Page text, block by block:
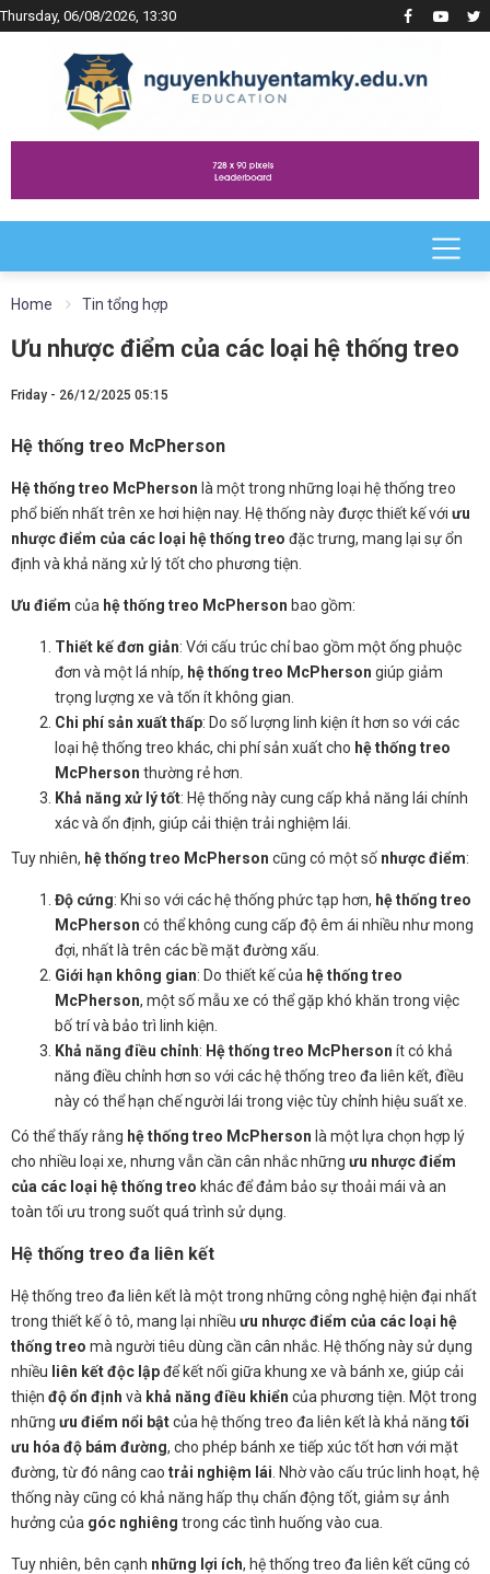
Thursday, 06/08/2026, 13:30
Home Tin tổng hợp
Ưu nhược điểm của các loại hệ thống treo
Friday - 26/12/2025 05:15
Hệ thống treo McPherson
Hệ thống treo McPherson là một trong những loại hệ thống treo
phổ biến nhất trên xe hơi hiện nay. Hệ thống này được thiết kế với ưu
nhược điểm của các loại hệ thống treo đặc trưng, mang lại sự ổn
định và khả năng xử lý tốt cho phương tiện.
Ưu điểm của hệ thống treo McPherson bao gồm:
Thiết kế đơn giản: Với cấu trúc chỉ bao gồm một ống phuộc
đơn và một lá nhíp, hệ thống treo McPherson giúp giảm
trọng lượng xe và tốn ít không gian.
Chi phí sản xuất thấp: Do số lượng linh kiện ít hơn so với các
loại hệ thống treo khác, chi phí sản xuất cho hệ thống treo
McPherson thường rẻ hơn.
Khả năng xử lý tốt: Hệ thống này cung cấp khả năng lái chính
xác và ổn định, giúp cải thiện trải nghiệm lái.
Tuy nhiên, hệ thống treo McPherson cũng có một số nhược điểm:
Độ cứng: Khi so với các hệ thống phức tạp hơn, hệ thống treo
McPherson có thể không cung cấp độ êm ái nhiều như mong
đợi, nhất là trên các bề mặt đường xấu.
Giới hạn không gian: Do thiết kế của hệ thống treo
McPherson, một số mẫu xe có thể gặp khó khăn trong việc
bố trí và bảo trì linh kiện.
Khả năng điều chỉnh: Hệ thống treo McPherson ít có khả
năng điều chỉnh hơn so với các hệ thống treo đa liên kết, điều
này có thể hạn chế người lái trong việc tùy chỉnh hiệu suất xe.
Có thể thấy rằng hệ thống treo McPherson là một lựa chọn hợp lý
cho nhiều loại xe, nhưng vẫn cần cân nhắc những ưu nhược điểm
của các loại hệ thống treo khác để đảm bảo sự thoải mái và an
toàn tối ưu trong suốt quá trình sử dụng.
Hệ thống treo đa liên kết
Hệ thống treo đa liên kết là một trong những công nghệ hiện đại nhất
trong thiết kế ô tô, mang lại nhiều ưu nhược điểm của các loại hệ
thống treo mà người tiêu dùng cần cân nhắc. Hệ thống này sử dụng
nhiều liên kết độc lậpđể kết nối giữa khung xe và bánh xe, giúp cải
thiện độ ổn định và khả năng điều khiển của phương tiện. Một trong
những ưu điểm nổi bậtcủa hệ thống treo đa liên kết là khả năng tối
ưu hóa độ bám đường, cho phép bánh xe tiếp xúc tốt hơn với mặt
đường, từ đó nâng cao trải nghiệm lái . Nhờ vào cấu trúc linh hoạt, hệ
thống này cũng có khả năng hấp thụ chấn động tốt, giảm sự ảnh
hưởng của góc nghiêng trong các tình huống vào cua.
Tuy nhiên, bên cạnh những lợi ích, hệ thống treo đa liên kết cũng có